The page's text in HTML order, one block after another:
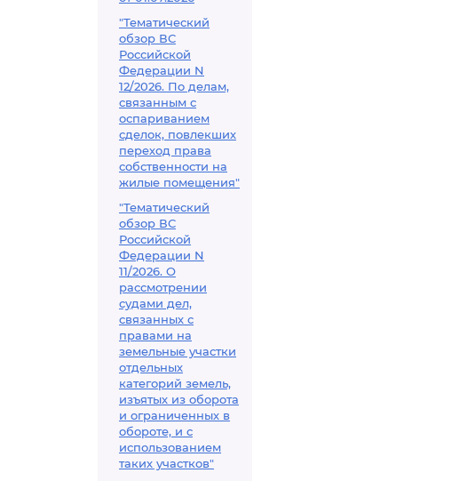
"Тематический
обзор ВС
Российской
Федерации N
12/2026. По делам,
связанным с
оспариванием
сделок, повлекших
переход права
собственности на
жилые помещения"
"Тематический
обзор ВС
Российской
Федерации N
11/2026. О
рассмотрении
судами дел,
связанных с
правами на
земельные участки
отдельных
категорий земель,
изъятых из оборота
и ограниченных в
обороте, и с
использованием
таких участков"